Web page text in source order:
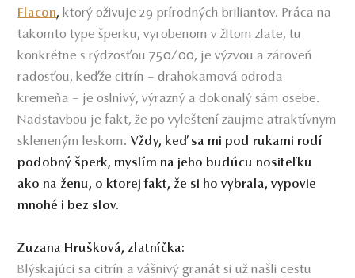
Flacon, ktorý oživuje 29 prírodných briliantov. Práca na
takomto type šperku, vyrobenom v žltom zlate, tu
konkrétne s rýdzosťou 750/00, je výzvou a zároveň
radosťou, keďže citrín – drahokamová odroda
kremeňa – je oslnivý, výrazný a dokonalý sám osebe.
Nadstavbou je fakt, že po vyleštení zaujme atraktívnym
skleneným leskom. Vždy, keď sa mi pod rukami rodí
podobný šperk, myslím na jeho budúcu nositeľku
ako na ženu, o ktorej fakt, že si ho vybrala, vypovie
mnohé i bez slov.
Zuzana Hrušková, zlatníčka:
Blýskajúci sa citrín a vášnivý granát si už našli cestu